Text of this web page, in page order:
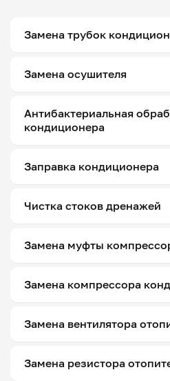
Замена трубок
Замена осушителя
Антибактериальная
кондиционера
Заправка кондиционера
Чистка стоков дренажей
Замена муфты
Замена компрессора
Замена вентилятора
Замена резистора